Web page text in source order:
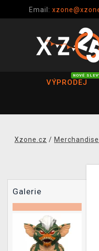
Email:
VÝPRODEJ
NOVÉ
Xzone.cz / Merchandise
Galerie